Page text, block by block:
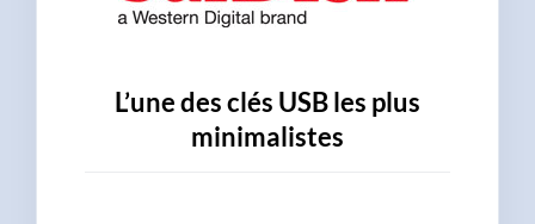
L’une des clés USB les plus
minimalistes